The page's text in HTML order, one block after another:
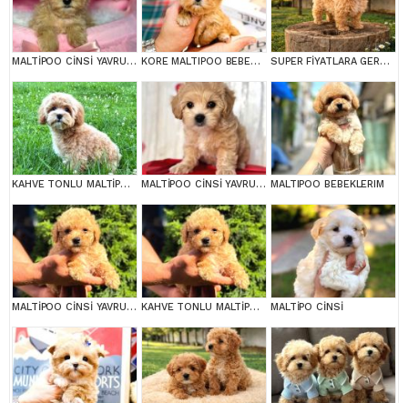
MALTİPOO CİNSİ YAVRULAR EV ÜRETİMİ KORE MALTIPOO BEBEKLERIM SUPER FİYATLARA GERÇEK MALTİPOO YAVRULAR
KAHVE TONLU MALTİPOO CİNSİ YAVRULAR MALTİPOO CİNSİ YAVRULAR EV ÜRETİMİ MALTIPOO BEBEKLERIM
MALTİPOO CİNSİ YAVRULAR EV ÜRETİMİ KAHVE TONLU MALTİPOO CİNSİ YAVRULAR MALTİPO CİNSİ